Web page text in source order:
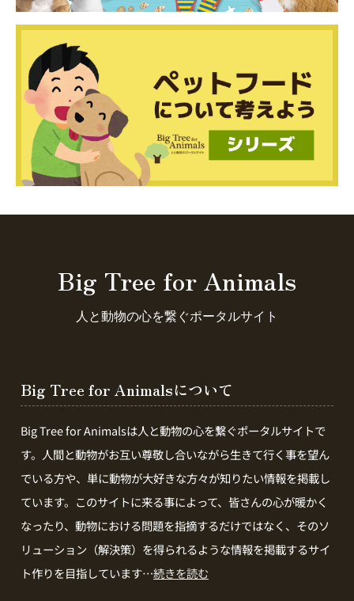
Big Tree for Animals
人と動物の心を繋ぐポータルサイト
Big Tree for Animalsについて
Big Tree for Animalsは人と動物の心を繋ぐポータルサイトで
す。人間と動物がお互い尊敬し合いながら生きて行く事を望ん
でいる方や、単に動物が大好きな方々が知りたい情報を掲載し
ています。このサイトに来る事によって、皆さんの心が暖かく
なったり、動物における問題を指摘するだけではなく、そのソ
リューション（解決策）を得られるような情報を掲載するサイ
ト作りを目指しています…続きを読む